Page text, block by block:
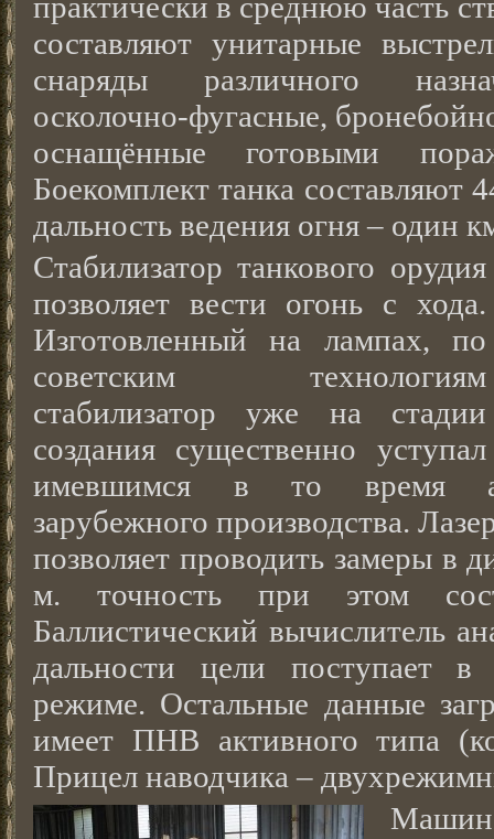
составляют унитарные
снаряды различного
осколочно-фугасные,
оснащённые готовыми
Боекомплект танка составляют
дальность ведения огня – один
Стабилизатор танкового орудия
позволяет вести огонь с хода.
Изготовленный на лампах, по
советским технологиям
стабилизатор уже на стадии
создания существенно уступал
имевшимся в то время
зарубежного производства.
позволяет проводить замеры в
м. точность при этом
Баллистический вычислитель
дальности цели поступает в
режиме. Остальные данные
имеет ПНВ активного типа
Прицел наводчика –